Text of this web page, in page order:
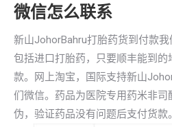
微信怎么联系
新山JohorBahru打胎药货到付款我
包括进口打胎药，只要顺丰能到
款。网上淘宝，国际支持新山
们微信。药品为医院专用药米非
伪，验证药品没有问题后支付货款。